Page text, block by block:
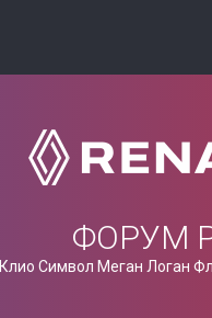
ФОРУМ
Клио Символ Меган Логан